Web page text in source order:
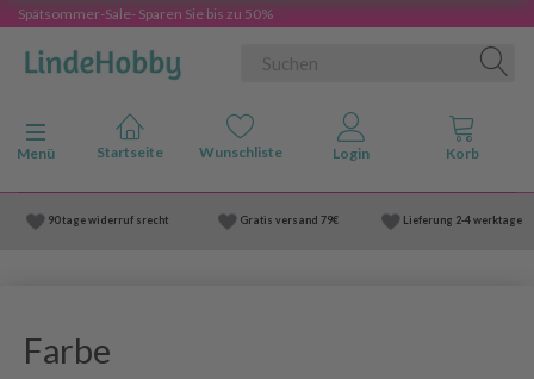
Spätsommer-Sale- Sparen Sie bis zu 50%
Anzeige ändern
Menü
90 tage widerruf srecht Gratis versand 79€ Lieferung 2-4 werktage
Farbe